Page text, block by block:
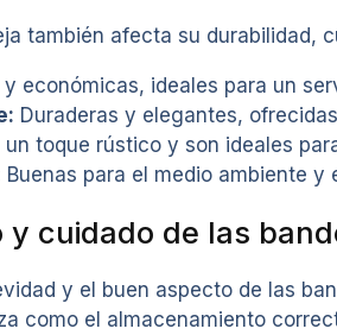
también afecta su durabilidad,
y económicas, ideales para un
Duraderas y elegantes,
un toque rústico y son ideales
Buenas para el medio ambiente
y cuidado de las
y el buen aspecto de las
como el almacenamiento